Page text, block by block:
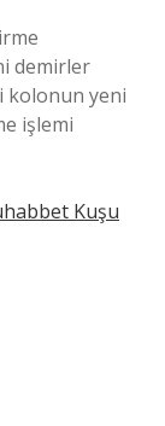
demirler
kolonun yeni
işlemi
Kuşu